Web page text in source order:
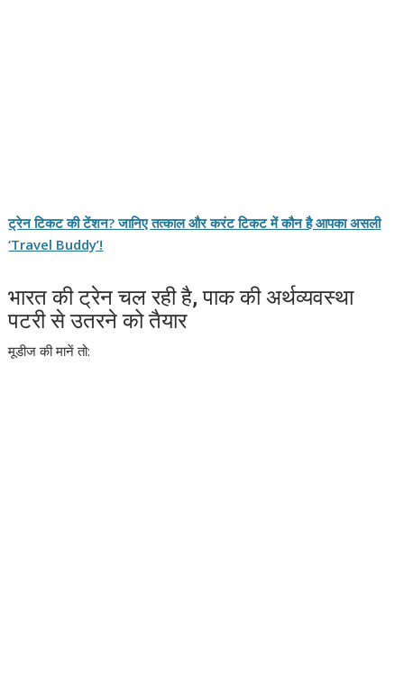
ट्रेन टिकट की टेंशन? जानिए तत्काल और करंट टिकट में कौन है आपका असली
‘Travel Buddy’!
भारत की ट्रेन चल रही है, पाक की अर्थव्यवस्था
पटरी से उतरने को तैयार
मूडीज की मानें तो: